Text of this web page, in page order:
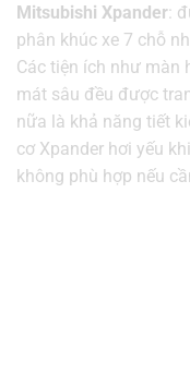
Mitsubishi Xpander:
phân khúc xe 7 chỗ
Các tiện ích như màn
mát sâu đều được
nữa là khả năng tiết
cơ Xpander hơi yếu
không phù hợp nếu